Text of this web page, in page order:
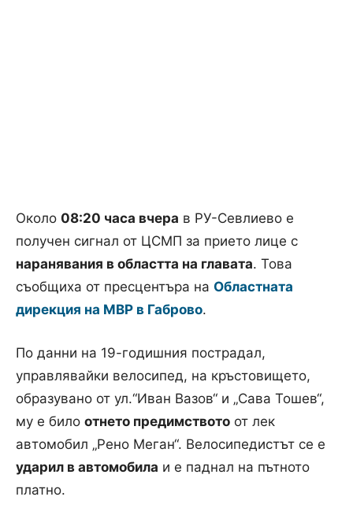
Около 08:20 часа вчера в РУ-Севлиево е
получен сигнал от ЦСМП за прието лице с
наранявания в областта на главата. Това
съобщиха от пресцентъра на Областната
дирекция на МВР в Габрово.
По данни на 19-годишния пострадал,
управлявайки велосипед, на кръстовището,
образувано от ул.“Иван Вазов“ и „Сава Тошев“,
му е било отнето предимството от лек
автомобил „Рено Меган“. Велосипедистът се е
ударил в автомобила и е паднал на пътното
платно.